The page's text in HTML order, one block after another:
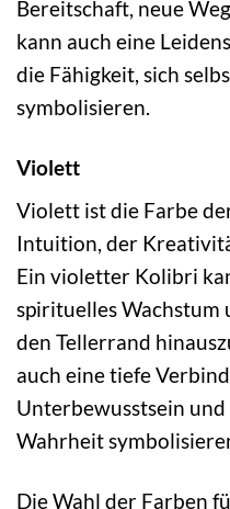
Bereitschaft, neue
kann auch eine
die Fähigkeit, sich
symbolisieren.
Violett
Violett ist die Farbe
Intuition, der
Ein violetter Kolibri
spirituelles Wachstum
den Tellerrand
auch eine tiefe
Unterbewusstsein
Wahrheit
Die Wahl der Farben